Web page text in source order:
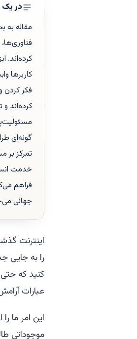
در یک
مقاله به
کرده‌اند.
کاربرها
فکر کردن
کرده‌اند
گونه‌ای
تمرکز بر
خدمت
فراهم
جهانی
اینترنت
را به جایی
کنید که حتی
عبارات
این امر ما
موجوداتی